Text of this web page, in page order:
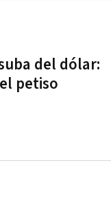
del dólar:
petiso